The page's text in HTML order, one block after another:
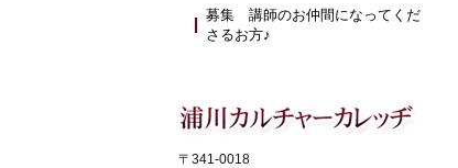
募集 講師のお仲間になってくだ
さるお方♪
〒341-0018